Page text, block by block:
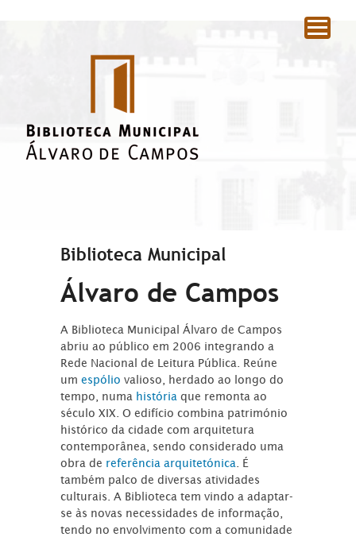
Biblioteca Municipal
Álvaro de Campos
A Biblioteca Municipal Álvaro de Campos
abriu ao público em 2006 integrando a
Rede Nacional de Leitura Pública. Reúne
umespóliovalioso, herdado ao longo do
tempo, numa história que remonta ao
século XIX. O edifício combina património
histórico da cidade com arquitetura
contemporânea, sendo considerado uma
obra de referência arquitetónica . É
também palco de diversas atividades
culturais. A Biblioteca tem vindo a adaptar-
se às novas necessidades de informação,
tendo no envolvimento com a comunidade